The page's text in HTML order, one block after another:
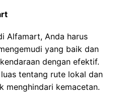
Alfamart, Anda harus
yang baik dan
dengan efektif.
tentang rute lokal dan
menghindari kemacetan.